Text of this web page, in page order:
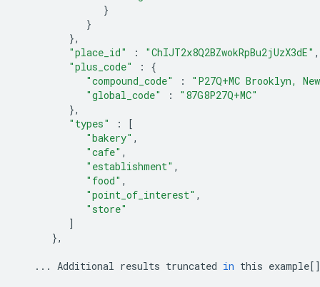
}
}
},
"place_id"
: "ChIJT2x8Q2BZwokRpBu2jUzX3dE" ,
"plus_code"
:
{
"compound_code"
:
"P27Q+MC Brooklyn,
"global_code"
:
"87G8P27Q+MC"
},
"types"
:
[
"bakery" ,
"cafe" ,
"establishment" ,
"food" ,
"point_of_interest" ,
"store"
]
},
... Additional results truncated in this example[]